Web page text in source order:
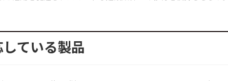
ている製品